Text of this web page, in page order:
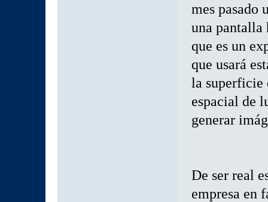
mes pasado
una pantalla
que es un
que usará
la superficie
espacial de
generar
De ser real
empresa en